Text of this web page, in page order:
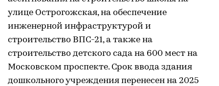
улице Острогожская, на обеспечение
инженерной инфраструктурой и
строительство ВПС-21, а также на
строительство детского сада на 600 мест на
Московском проспекте. Срок ввода здания
дошкольного учреждения перенесен на 2025